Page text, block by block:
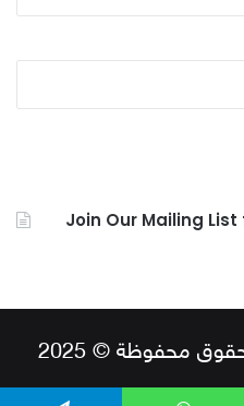
Join Our Mailing
محفوظة © 2025